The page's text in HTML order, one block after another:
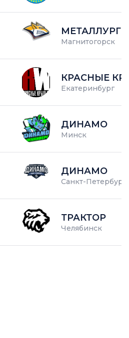
МЕТАЛЛУРГ
Магнитогорск
КРАСНЫЕ
Екатеринбург
ДИНАМО
Минск
ДИНАМО
Санкт-Петербург
ТРАКТОР
Челябинск